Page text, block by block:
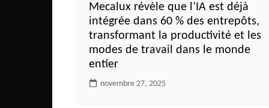
Guinée Bissau
Ile Maurice
Kenya
Mecalux révèle que l’IA est déjà
intégrée dans 60 % des entrepôts,
transformant la productivité et les
modes de travail dans le monde
entier
novembre 27, 2025